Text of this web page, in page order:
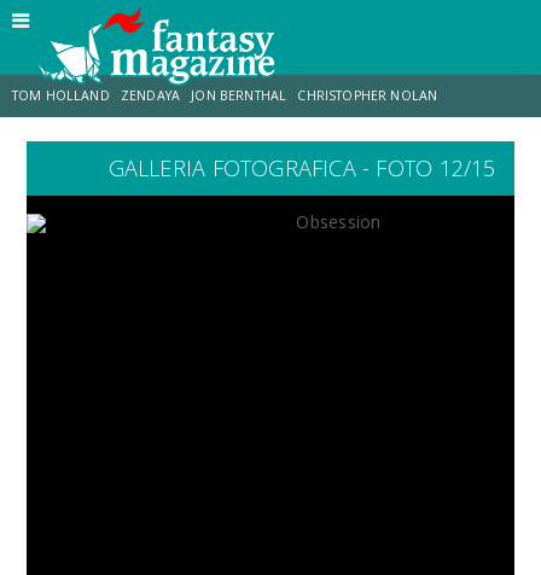
TOM HOLLAND ZENDAYA JON BERNTHAL CHRISTOPHER NOLAN
LUCCA COMICS & GAMES ODISSEA JACOB BATALON
GALLERIA FOTOGRAFICA - FOTO 12/15